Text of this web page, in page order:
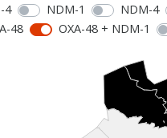
4 NDM-1 NDM-4
48 OXA-48 + NDM-1